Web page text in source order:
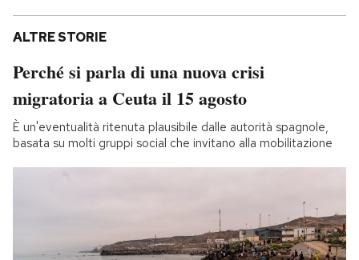
ALTRE STORIE
Perché si parla di una nuova crisi
migratoria a Ceuta il 15 agosto
È un'eventualità ritenuta plausibile dalle autorità spagnole,
basata su molti gruppi social che invitano alla mobilitazione